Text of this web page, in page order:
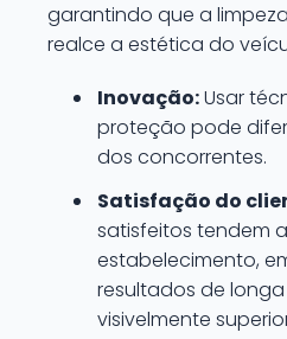
garantindo que a
realce a estética do
Inovação:Usar
proteção pode
dos concorrentes.
Satisfação do
satisfeitos tendem
estabelecimento,
resultados de
visivelmente